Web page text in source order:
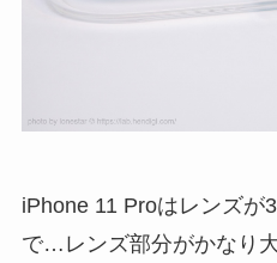
iPhone 11 Proはレンズが
で…レンズ部分がかなり